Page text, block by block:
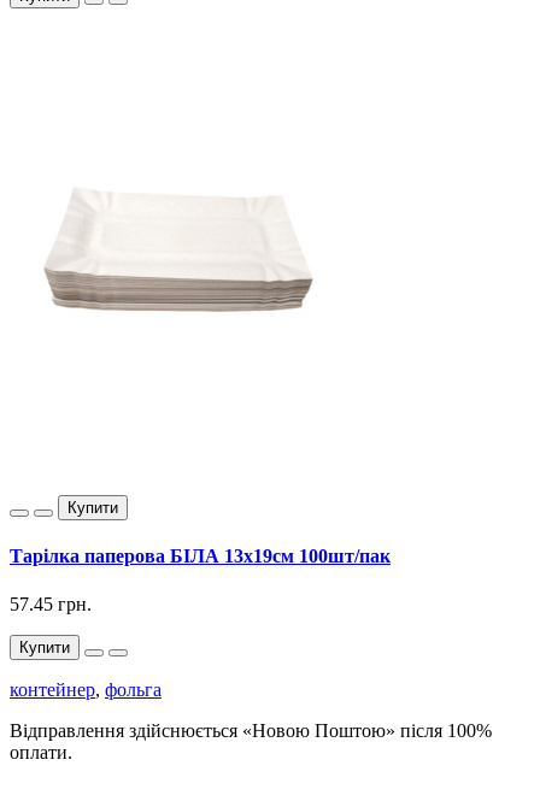
Купити
Тарілка паперова БІЛА 13х19см 100шт/пак
57.45 грн.
Купити
контейнер, фольга
Відправлення здійснюється «Новою Поштою» після 100%
оплати.